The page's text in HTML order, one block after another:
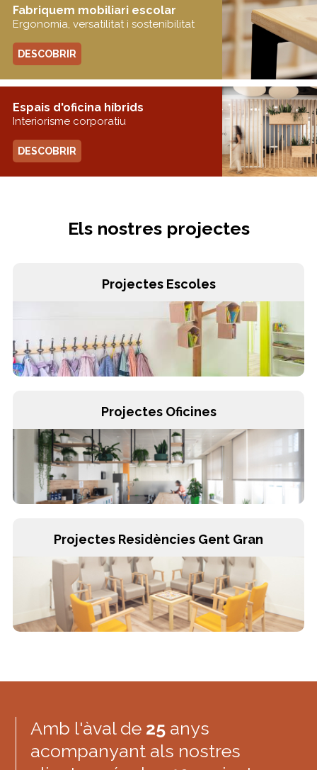
Fabriquem mobiliari escolar
Ergonomia, versatilitat i sostenibilitat
DESCOBRIR
Espais d'oficina híbrids
Interiorisme corporatiu
DESCOBRIR
Els nostres projectes
Projectes Escoles
Projectes Oficines
Projectes Residències Gent Gran
Amb l'àval de 25 anys
acompanyant als nostres